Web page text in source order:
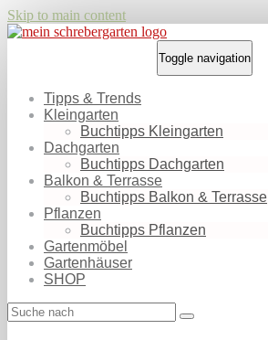
Skip to main content
Toggle navigation
Tipps & Trends
Kleingarten
Buchtipps Kleingarten
Dachgarten
Buchtipps Dachgarten
Balkon & Terrasse
Buchtipps Balkon & Terrasse
Pflanzen
Buchtipps Pflanzen
Gartenmöbel
Gartenhäuser
SHOP